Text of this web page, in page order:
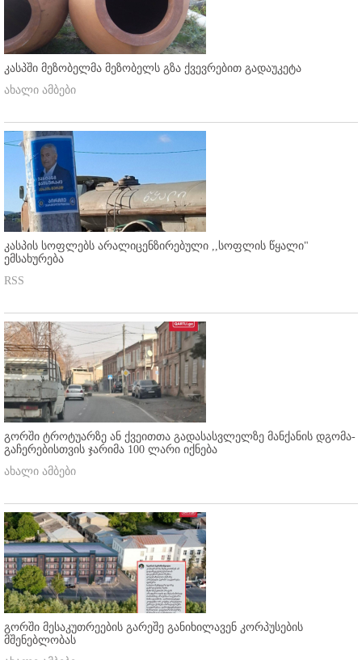
კასპში მეზობელმა მეზობელს გზა ქვევრებით გადაუკეტა
ახალი ამბები
კასპის სოფლებს არალიცენზირებული ,,სოფლის წყალი"
ემსახურება
RSS
გორში ტროტუარზე ან ქვეითთა გადასასვლელზე მანქანის დგომა-
გაჩერებისთვის ჯარიმა 100 ლარი იქნება
ახალი ამბები
გორში მესაკუთრეების გარეშე განიხილავენ კორპუსების
მშენებლობას